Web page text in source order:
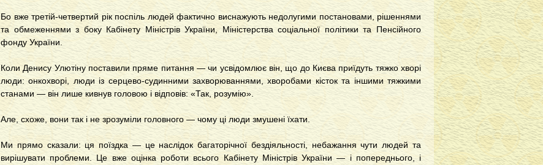
Бо вже третій-четвертий рік поспіль людей фактично виснажують недолугими постановами, рішеннями
та обмеженнями з боку Кабінету Міністрів України, Міністерства соціальної політики та Пенсійного
фонду України.
Коли Денису Улютіну поставили пряме питання — чи усвідомлює він, що до Києва приїдуть тяжко хворі
люди: онкохворі, люди із серцево-судинними захворюваннями, хворобами кісток та іншими тяжкими
станами — він лише кивнув головою і відповів: «Так, розумію».
Але, схоже, вони так і не зрозуміли головного — чому ці люди змушені їхати.
Ми прямо сказали: ця поїздка — це наслідок багаторічної бездіяльності, небажання чути людей та
вирішувати проблеми. Це вже оцінка роботи всього Кабінету Міністрів України — і попереднього, і